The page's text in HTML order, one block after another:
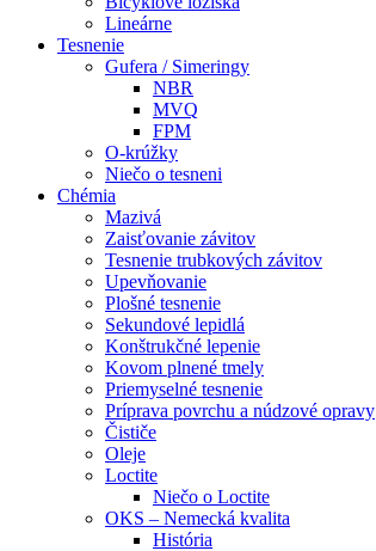
Lineárne
Tesnenie
Gufera / Simeringy
NBR
MVQ
FPM
O-krúžky
Niečo o tesneni
Chémia
Mazivá
Zaisťovanie závitov
Tesnenie trubkových závitov
Upevňovanie
Plošné tesnenie
Sekundové lepidlá
Konštrukčné lepenie
Kovom plnené tmely
Priemyselné tesnenie
Príprava povrchu a núdzové opravy
Čističe
Oleje
Loctite
Niečo o Loctite
OKS – Nemecká kvalita
História